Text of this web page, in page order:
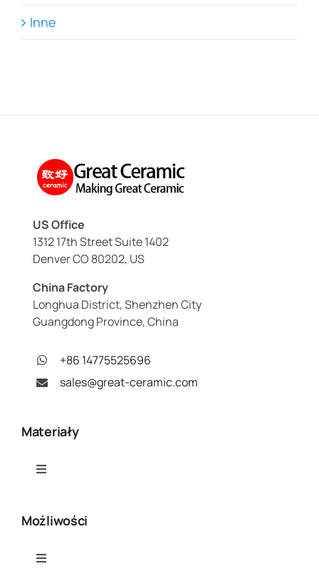
Inne
US Office
1312 17th Street Suite 1402
Denver CO 80202, US
China Factory
Longhua District, Shenzhen City
Guangdong Province, China
+86 14775525696
sales@great-ceramic.com
Materiały
Toggle
Azotek glinu (AlN)
Możliwości
Toggle